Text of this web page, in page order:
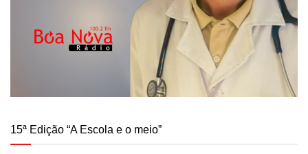
15ª Edição “A Escola e o meio”